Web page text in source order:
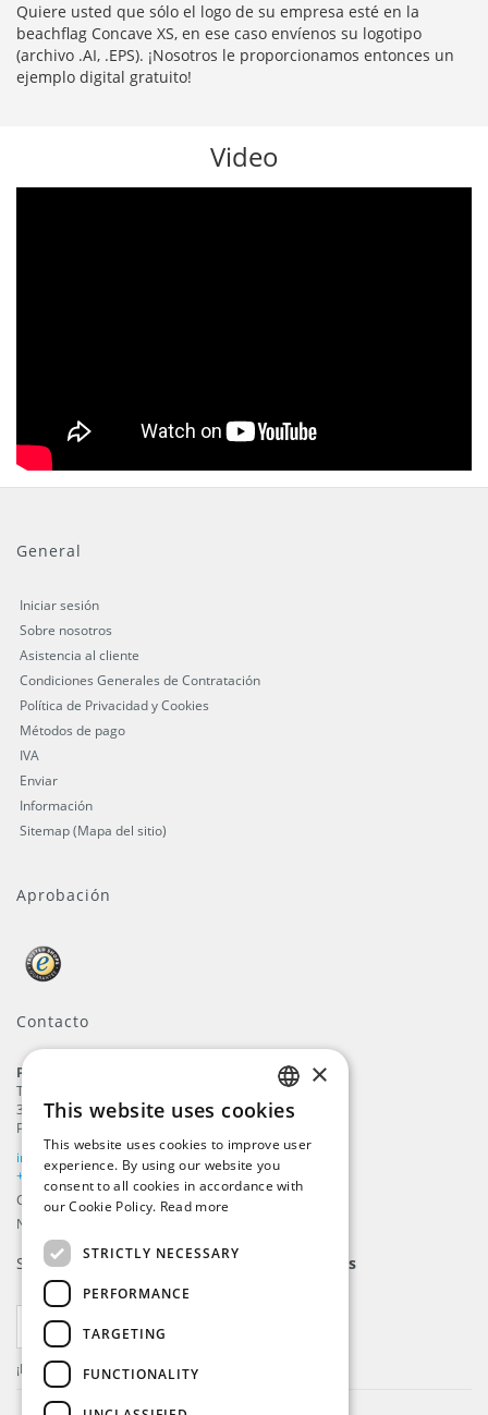
Quiere usted que sólo el logo de su empresa esté en la
beachflag Concave XS, en ese caso envíenos su logotipo
(archivo .AI, .EPS). ¡Nosotros le proporcionamos entonces un
ejemplo digital gratuito!
Video
General
Iniciar sesión
Sobre nosotros
Asistencia al cliente
Condiciones Generales de Contratación
Política de Privacidad y Cookies
Métodos de pago
IVA
Enviar
Información
Sitemap (Mapa del sitio)
Aprobación
Contacto
ProFlags B.V.
Tilbury 8
3897 AC,Zeewolde
Países Bajos
info@beachflags.com
+31 (0) 85 401 4648
Cámara de comercio: 92559840
Numéro de IVA: NL866099657B01
Suscríbase a nuestroboletín de noticias
¡Regístrese ya actualizaciones y mucho más.
ENGLISH
DUTCH
GERMAN
×
This website uses cookies
This website uses cookies to improve user
experience. By using our website you
consent to all cookies in accordance with
our Cookie Policy. Read more
STRICTLY NECESSARY
PERFORMANCE
TARGETING
FUNCTIONALITY